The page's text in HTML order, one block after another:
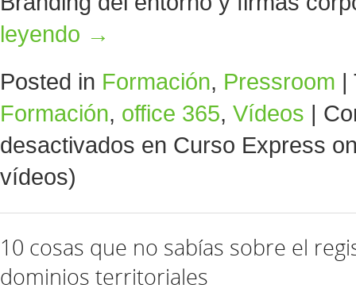
leyendo →
Posted in Formación, Pressroom |
Formación, office 365, Vídeos |
desactivados en Curso Express
vídeos)
10 cosas que no sabías sobre el
dominios territoriales